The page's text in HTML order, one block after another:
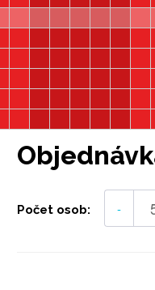
Počet osob: -